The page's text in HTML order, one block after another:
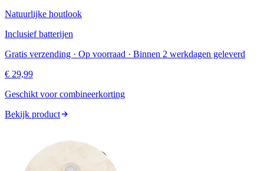
Natuurlijke houtlook
Inclusief batterijen
Gratis verzending · Op voorraad · Binnen 2 werkdagen geleverd
€ 29,99
Geschikt voor combineerkorting
Bekijk product